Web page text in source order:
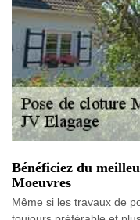
Bénéficiez du
Moeuvres
Même si les travaux de